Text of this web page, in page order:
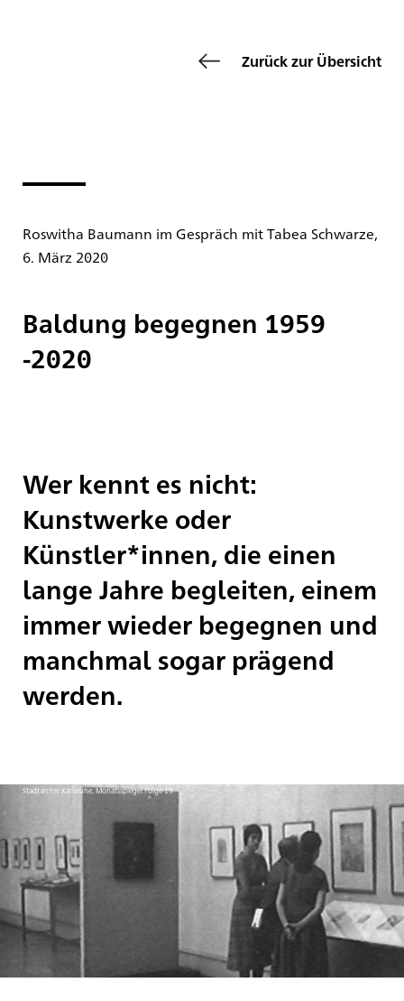
Zurück zur Übersicht
Roswitha Baumann im Gespräch mit Tabea Schwarze,
6. März 2020
Baldung begegnen 1959
-2020
Wer kennt es nicht:
Kunstwerke oder
Künstler*innen, die einen
lange Jahre begleiten, einem
immer wieder begegnen und
manchmal sogar prägend
werden.
Stadtarchiv Karlsruhe, Monatsspiegel Folge 19